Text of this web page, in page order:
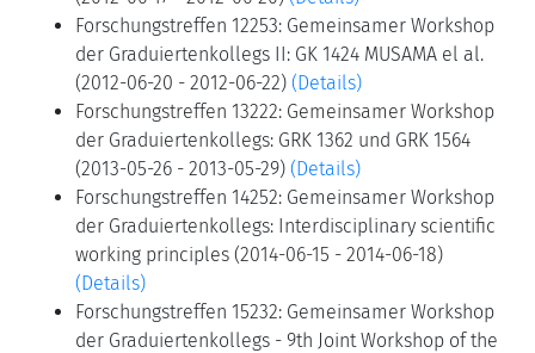
Forschungstreffen 12253: Gemeinsamer Workshop
der Graduiertenkollegs II: GK 1424 MUSAMA el al.
(2012-06-20 - 2012-06-22) (Details)
Forschungstreffen 13222: Gemeinsamer Workshop
der Graduiertenkollegs: GRK 1362 und GRK 1564
(2013-05-26 - 2013-05-29) (Details)
Forschungstreffen 14252: Gemeinsamer Workshop
der Graduiertenkollegs: Interdisciplinary scientific
working principles (2014-06-15 - 2014-06-18)
(Details)
Forschungstreffen 15232: Gemeinsamer Workshop
der Graduiertenkollegs - 9th Joint Workshop of the